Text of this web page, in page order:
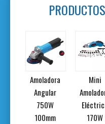
Mini
Amoladora
Eléctrica
170W
Amoladora
230mm